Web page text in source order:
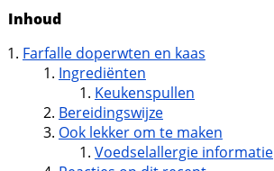
Inhoud
Farfalle doperwten en kaas
Ingrediënten
Keukenspullen
Bereidingswijze
Ook lekker om te maken
Voedselallergie informatie